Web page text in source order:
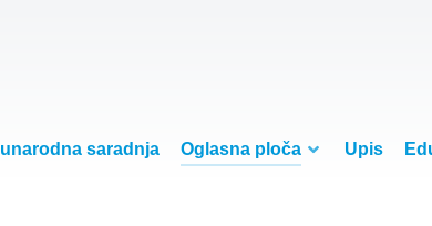
saradnja Oglasna ploča Upis